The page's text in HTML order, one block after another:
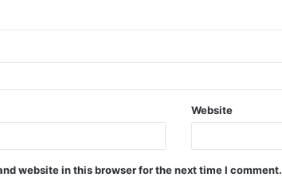
Website
website in this browser for the next time I comment.